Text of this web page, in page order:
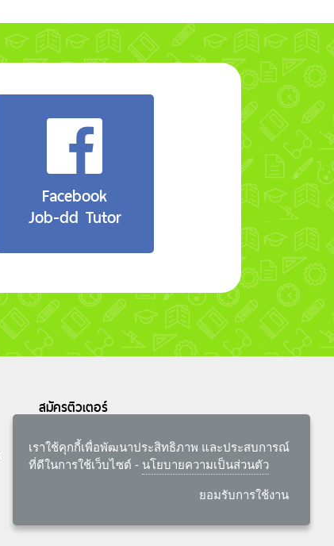
Facebook
Job-dd Tutor
สมัครติวเตอร์
เราใช้คุกกี้เพื่อพัฒนาประสิทธิภาพ และประสบการณ์
ที่ดีในการใช้เว็บไซต์ - นโยบายความเป็นส่วนตัว
ยอมรับการใช้งาน